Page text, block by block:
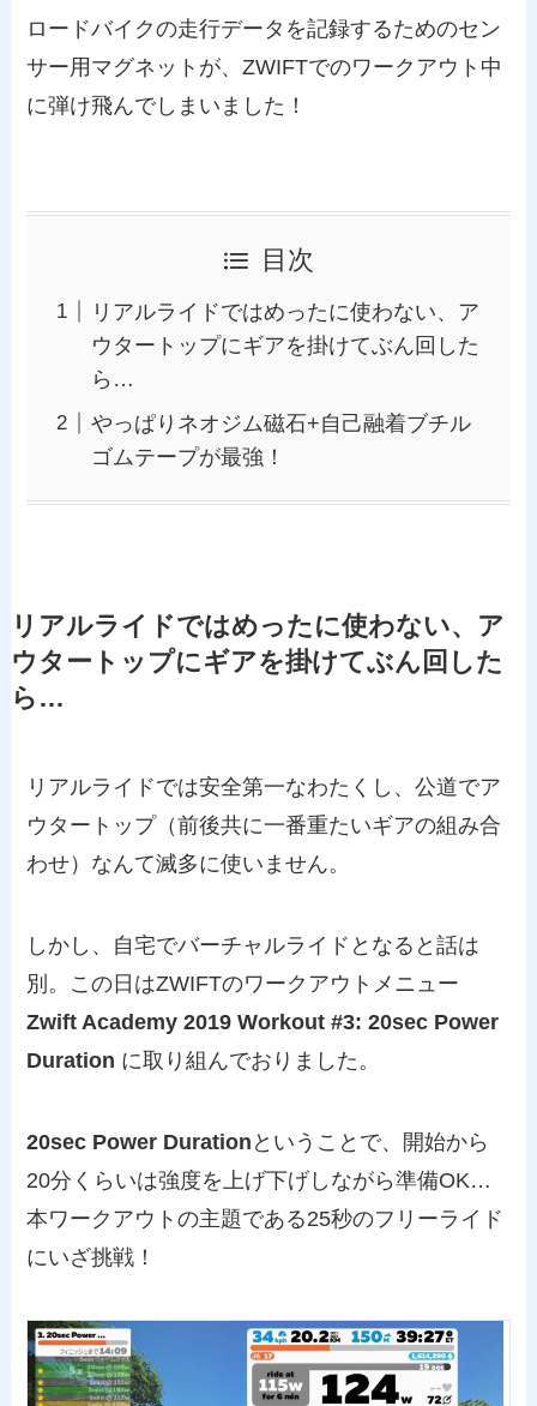
ロードバイクの走行データを記録するためのセン
サー用マグネットが、ZWIFTでのワークアウト中
に弾け飛んでしまいました！
目次
リアルライドではめったに使わない、ア
ウタートップにギアを掛けてぶん回した
ら…
やっぱりネオジム磁石+自己融着ブチル
ゴムテープが最強！
リアルライドではめったに使わない、ア
ウタートップにギアを掛けてぶん回した
ら…
リアルライドでは安全第一なわたくし、公道でア
ウタートップ（前後共に一番重たいギアの組み合
わせ）なんて滅多に使いません。
しかし、自宅でバーチャルライドとなると話は
別。この日はZWIFTのワークアウトメニュー
Zwift Academy 2019 Workout #3: 20sec Power
Duration に取り組んでおりました。
20sec Power Duration ということで、開始から
20分くらいは強度を上げ下げしながら準備OK…
本ワークアウトの主題である25秒のフリーライド
にいざ挑戦！